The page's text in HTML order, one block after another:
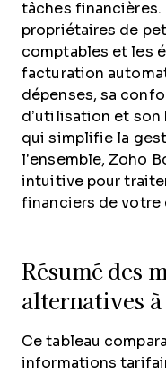
tâches
propriétaires de
comptables et les
facturation
dépenses, sa
d’utilisation et
qui simplifie la
l’ensemble, Zoho
intuitive pour
financiers de votre
Résumé des
alternatives
Ce tableau
informations